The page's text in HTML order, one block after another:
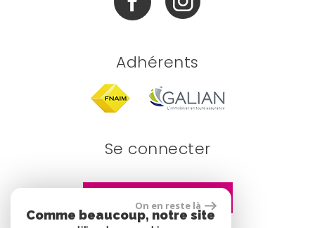
Adhérents
Se connecter
On en reste là
Comme beaucoup, notre site